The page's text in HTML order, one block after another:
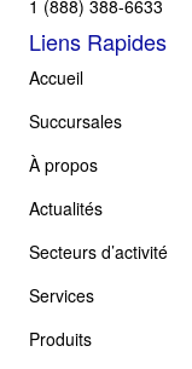
1 (888) 388-6633
Liens Rapides
Accueil
Succursales
À propos
Actualités
Secteurs d’activité
Services
Produits